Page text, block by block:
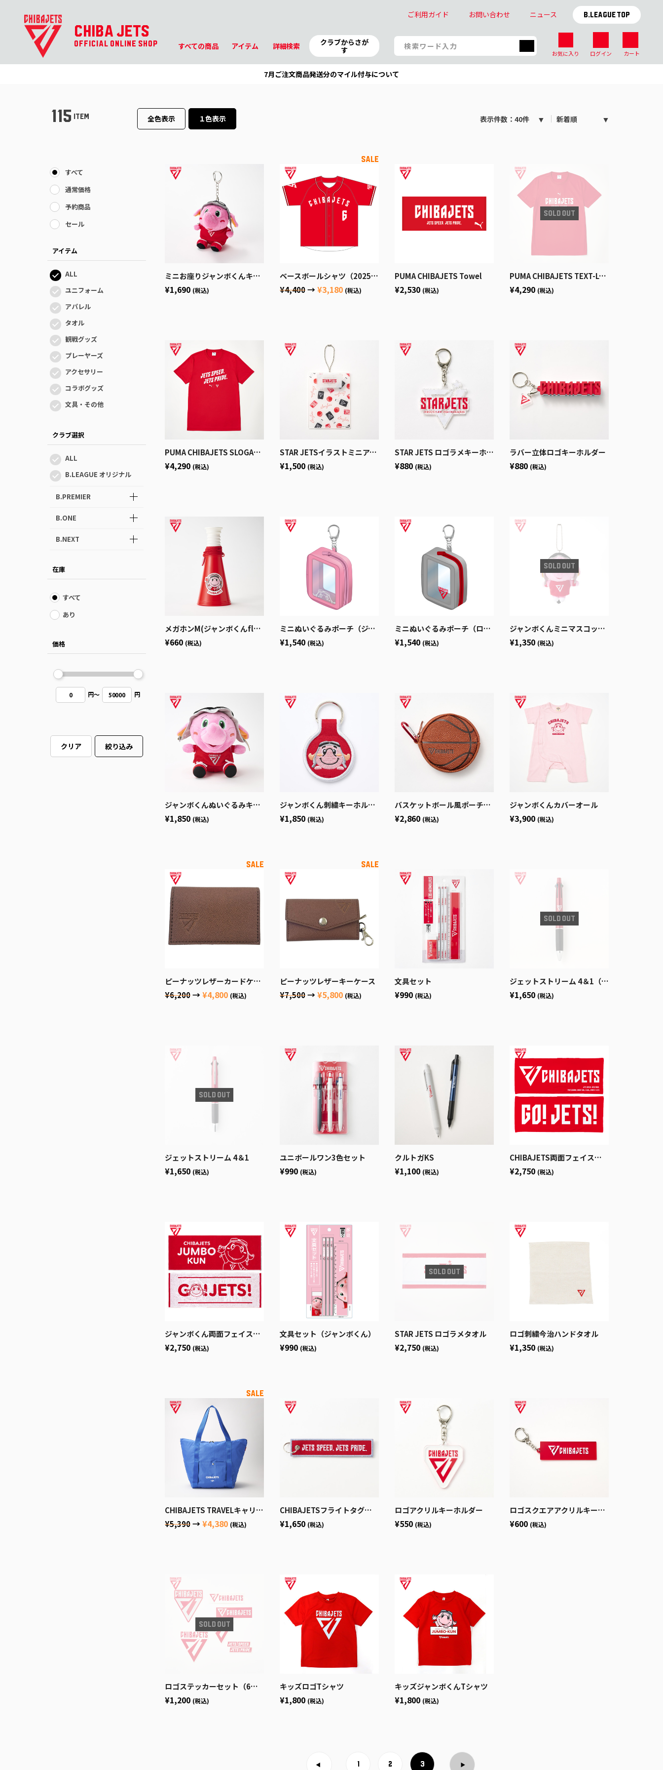
CHIBA JETS
OFFICIAL ONLINE SHOP すべての商品 アイテム 詳細検索
クラブからさが
す
ご利用ガイド お問い合わせ ニュース B.LEAGUE TOP
お気に入り ログイン カート
7月ご注文商品発送分のマイル付与について
115 ITEM 全色表示 １色表示 表示件数：40件 新着順
すべて
通常価格
予約商品
セール
アイテム
ALL
ユニフォーム
アパレル
タオル
観戦グッズ
プレーヤーズ
アクセサリー
コラボグッズ
文具・その他
クラブ選択
ALL
B.LEAGUE オリジナル
B.PREMIER
B.ONE
B.NEXT
在庫
すべて
あり
価格
0 円～ 50000 円
クリア 絞り込み
ミニお座りジャンボくんキーホルダー
¥1,690 (税込)
ベースボールシャツ（2025-26）
¥4,400→¥3,180 (税込)
PUMA CHIBAJETS Towel
¥2,530 (税込)
PUMA CHIBAJETS TEXT-LOGO Tee
¥4,290 (税込)
PUMA CHIBAJETS SLOGAN Tee
¥4,290 (税込)
STAR JETSイラストミニアクリルバインダー
¥1,500 (税込)
STAR JETS ロゴラメキーホルダー
¥880 (税込)
ラバー立体ロゴキーホルダー
¥880 (税込)
メガホンM(ジャンボくんflag)
¥660 (税込)
ミニぬいぐるみポーチ（ジャンボくん）
¥1,540 (税込)
ミニぬいぐるみポーチ（ロゴ）
¥1,540 (税込)
ジャンボくんミニマスコットキーチェーン
¥1,350 (税込)
ジャンボくんぬいぐるみキーホルダー
¥1,850 (税込)
ジャンボくん刺繍キーホルダー
¥1,850 (税込)
バスケットボール風ポーチ付きエコバッグ
¥2,860 (税込)
ジャンボくんカバーオール
¥3,900 (税込)
ピーナッツレザーカードケース
¥6,200→¥4,800 (税込)
ピーナッツレザーキーケース
¥7,500→¥5,800 (税込)
文具セット
¥990 (税込)
ジェットストリーム 4＆1（ジャンボくん）
¥1,650 (税込)
ジェットストリーム 4＆1
¥1,650 (税込)
ユニボールワン3色セット
¥990 (税込)
クルトガKS
¥1,100 (税込)
CHIBAJETS両面フェイスタオル
¥2,750 (税込)
ジャンボくん両面フェイスタオル(GO！JETS！)
¥2,750 (税込)
文具セット（ジャンボくん）
¥990 (税込)
STAR JETS ロゴラメタオル
¥2,750 (税込)
ロゴ刺繍今治ハンドタオル
¥1,350 (税込)
CHIBAJETS TRAVELキャリーオントート
¥5,390→¥4,380 (税込)
CHIBAJETSフライトタグキーホルダー
¥1,650 (税込)
ロゴアクリルキーホルダー
¥550 (税込)
ロゴスクエアアクリルキーホルダー
¥600 (税込)
ロゴステッカーセット（6枚入）
¥1,200 (税込)
キッズロゴTシャツ
¥1,800 (税込)
キッズジャンボくんTシャツ
¥1,800 (税込)
1 2 3